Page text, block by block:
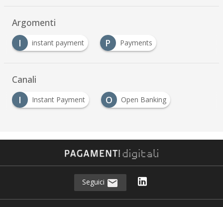
Argomenti
I
instant payment P Payments
Canali
I
Instant Payment O Open Banking
Seguici